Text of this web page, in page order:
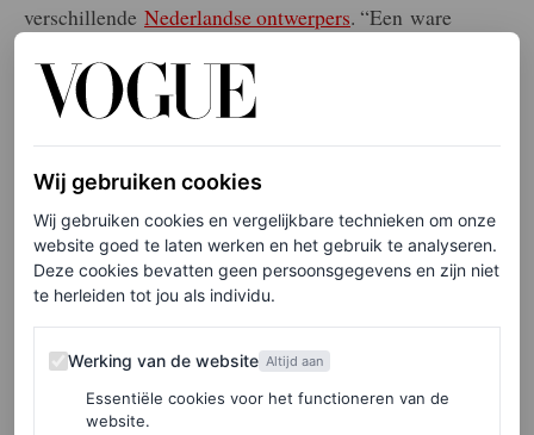
verschillende Nederlandse ontwerpers. “Een ware
twee hoofdrolspelers werden namelijk in één (korte) dag
Rijksmuseum vastgelegd.
Elke week onze beste artikelen in je inbox?
Schrijf je hier in voor de Vogue-nieuwsbrief.
Bovendien was dit de eerste grote modeshoot plus
interview ooit van zowel India als Corey. “Wat een
Wij gebruiken cookies
Wij gebruiken cookies en vergelijkbare technieken om onze
website goed te laten werken en het gebruik te analyseren.
Deze cookies bevatten geen persoonsgegevens en zijn niet
te herleiden tot jou als individu.
Werking van de website
Werking van de website Altijd aan
Essentiële cookies voor het functioneren van de
website.